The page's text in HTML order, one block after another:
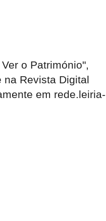
o Património",
na Revista Digital
em rede.leiria-